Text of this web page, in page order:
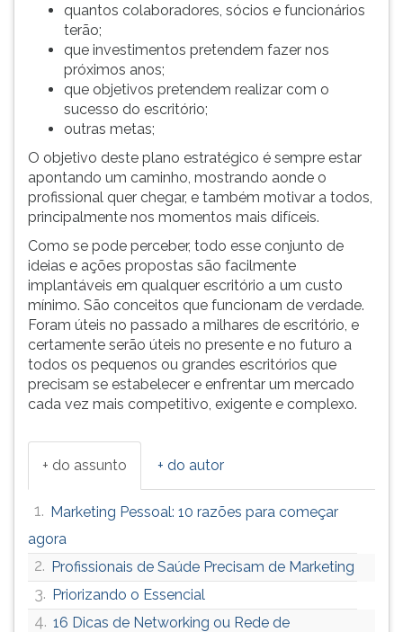
quantos colaboradores, sócios e funcionários
terão;
que investimentos pretendem fazer nos
próximos anos;
que objetivos pretendem realizar com o
sucesso do escritório;
outras metas;
O objetivo deste plano estratégico é sempre estar
apontando um caminho, mostrando aonde o
profissional quer chegar, e também motivar a todos,
principalmente nos momentos mais difíceis.
Como se pode perceber, todo esse conjunto de
ideias e ações propostas são facilmente
implantáveis em qualquer escritório a um custo
mínimo. São conceitos que funcionam de verdade.
Foram úteis no passado a milhares de escritório, e
certamente serão úteis no presente e no futuro a
todos os pequenos ou grandes escritórios que
precisam se estabelecer e enfrentar um mercado
cada vez mais competitivo, exigente e complexo.
+ do assunto + do autor
1. Marketing Pessoal: 10 razões para começar
agora
2. Profissionais de Saúde Precisam de Marketing
3. Priorizando o Essencial
4. 16 Dicas de Networking ou Rede de